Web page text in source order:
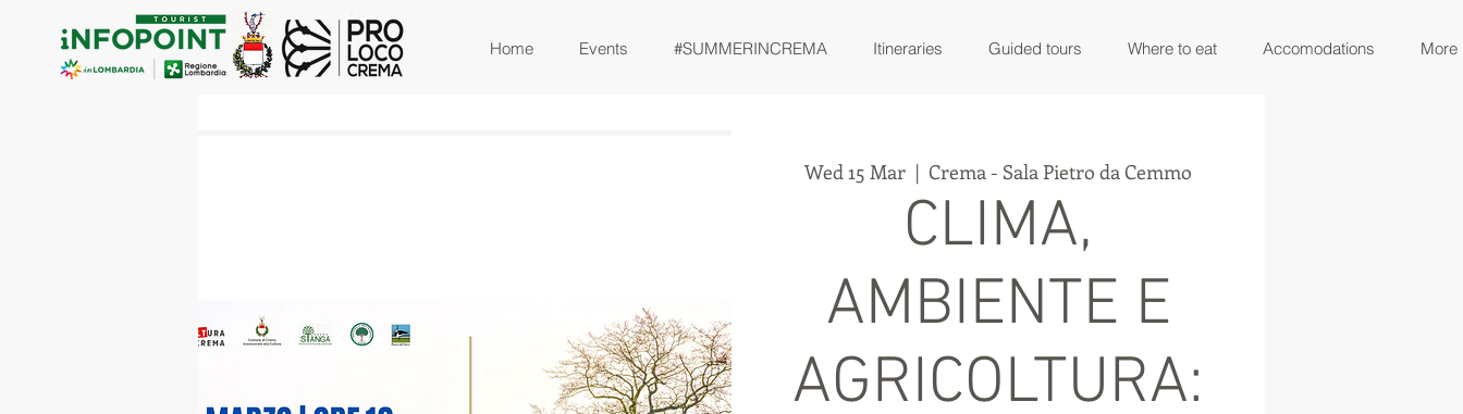
Home Events #SUMMERINCREMA Itineraries Guided tours Where to eat Accomodations More
Wed 15 Mar
  |
Crema - Sala Pietro da Cemmo
CLIMA,
AMBIENTE E
AGRICOLTURA: